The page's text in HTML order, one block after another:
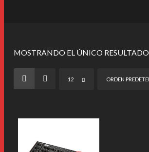
MOSTRANDO EL ÚNICO RESULTADO
12